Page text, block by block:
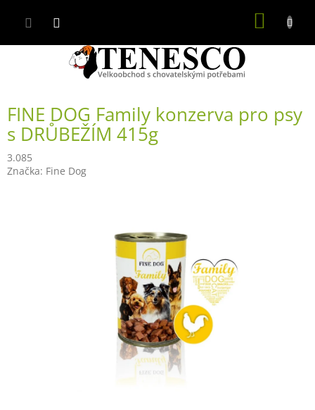
FINE DOG Family konzerva pro psy
s DRŮBEŽÍM 415g
3.085
Značka: Fine Dog